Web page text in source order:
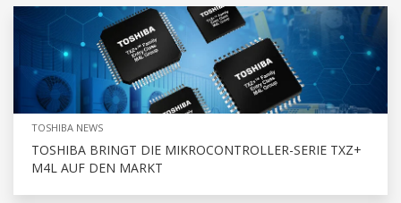
TOSHIBA NEWS
TOSHIBA BRINGT DIE MIKROCONTROLLER-SERIE TXZ+
M4L AUF DEN MARKT